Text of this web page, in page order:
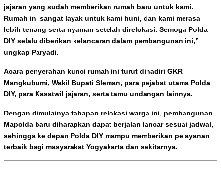
jajaran yang sudah memberikan rumah baru untuk kami.
Rumah ini sangat layak untuk kami huni, dan kami merasa
lebih tenang serta nyaman setelah direlokasi. Semoga Polda
DIY selalu diberikan kelancaran dalam pembangunan ini,”
ungkap Paryadi.
Acara penyerahan kunci rumah ini turut dihadiri GKR
Mangkubumi, Wakil Bupati Sleman, para pejabat utama Polda
DIY, para Kasatwil jajaran, serta tamu undangan lainnya.
Dengan dimulainya tahapan relokasi warga ini, pembangunan
Mapolda baru diharapkan dapat berjalan lancar sesuai jadwal,
sehingga ke depan Polda DIY mampu memberikan pelayanan
terbaik bagi masyarakat Yogyakarta dan sekitarnya.